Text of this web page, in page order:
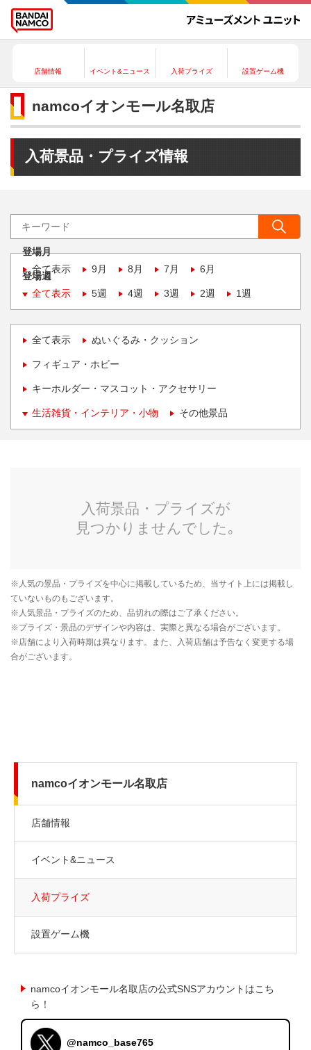
店舗情報 イベント&ニュース 入荷プライズ 設置ゲーム機
namcoイオンモール名取店
入荷景品・プライズ情報
登場月
全て表示
9月 8月 7月 6月
登場週
全て表示
5週 4週 3週 2週 1週
全て表示 ぬいぐるみ・クッション
フィギュア・ホビー
キーホルダー・マスコット・アクセサリー
生活雑貨・インテリア・小物 その他景品
namcoイオンモール名取店
店舗情報
イベント&ニュース
入荷プライズ
設置ゲーム機
namcoイオンモール名取店の公式SNSアカウントはこち
ら！
@namco_base765